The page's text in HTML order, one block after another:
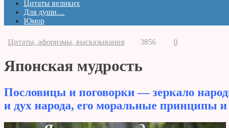
Цитаты великих
Для души…
Юмор
Цитаты, афоризмы, высказывания 3856 0
Японская мудрость
Пословицы и поговорки — зеркало
и дух народа, его моральные принципы